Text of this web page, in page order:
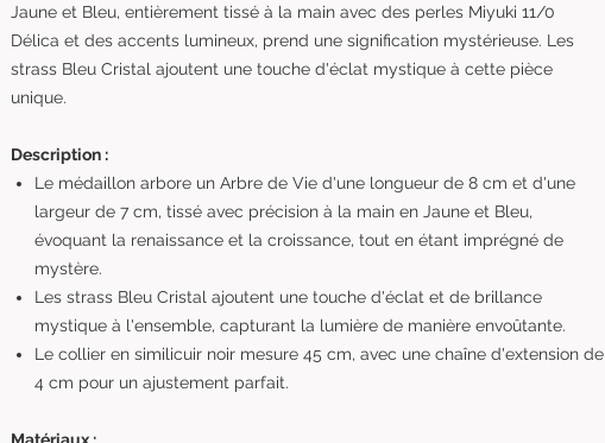
Jaune et Bleu, entièrement tissé à la main avec des perles Miyuki 11/0
Délica et des accents lumineux, prend une signification mystérieuse. Les
strass Bleu Cristal ajoutent une touche d'éclat mystique à cette pièce
unique.
Description :
Le médaillon arbore un Arbre de Vie d'une longueur de 8 cm et d'une
largeur de 7 cm, tissé avec précision à la main en Jaune et Bleu,
évoquant la renaissance et la croissance, tout en étant imprégné de
mystère.
Les strass Bleu Cristal ajoutent une touche d'éclat et de brillance
mystique à l'ensemble, capturant la lumière de manière envoûtante.
Le collier en similicuir noir mesure 45 cm, avec une chaîne d'extension de
4 cm pour un ajustement parfait.